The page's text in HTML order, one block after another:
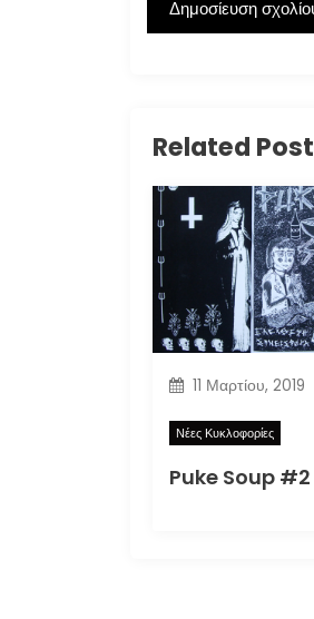
Related Post
11 Μαρτίου, 2019
Νέες Κυκλοφορίες
Puke Soup #2